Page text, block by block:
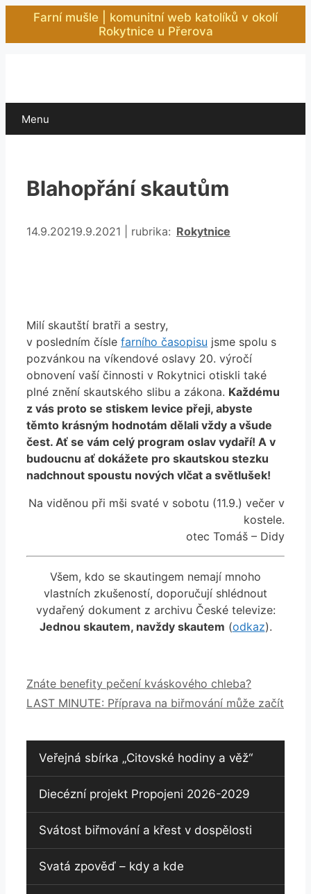
Přeskočit
obsah
Farní mušle | komunitní web katolíků v okolí
Rokytnice u Přerova
Menu
Blahopřání skautům
14.9.20219.9.2021 rubrika: Rubriky
Rokytnice
Milí skautští bratři a sestry,
v posledním čísle farního časopisu jsme spolu s
pozvánkou na víkendové oslavy 20. výročí
obnovení vaší činnosti v Rokytnici otiskli také
plné znění skautského slibu a zákona. Každému
z vás proto se stiskem levice přeji, abyste
těmto krásným hodnotám dělali vždy a všude
čest. Ať se vám celý program oslav vydaří! A v
budoucnu ať dokážete pro skautskou stezku
nadchnout spoustu nových vlčat a světlušek!
Na viděnou při mši svaté v sobotu (11.9.) večer v
kostele.
otec Tomáš – Didy
Všem, kdo se skautingem nemají mnoho
vlastních zkušeností, doporučují shlédnout
vydařený dokument z archivu České televize:
Jednou skautem, navždy skautem (odkaz).
Znáte benefity pečení kváskového chleba?
LAST MINUTE: Příprava na biřmování může začít
Veřejná sbírka „Citovské hodiny a věž“
Diecézní projekt Propojeni 2026-2029
Svátost biřmování a křest v dospělosti
Svatá zpověď – kdy a kde